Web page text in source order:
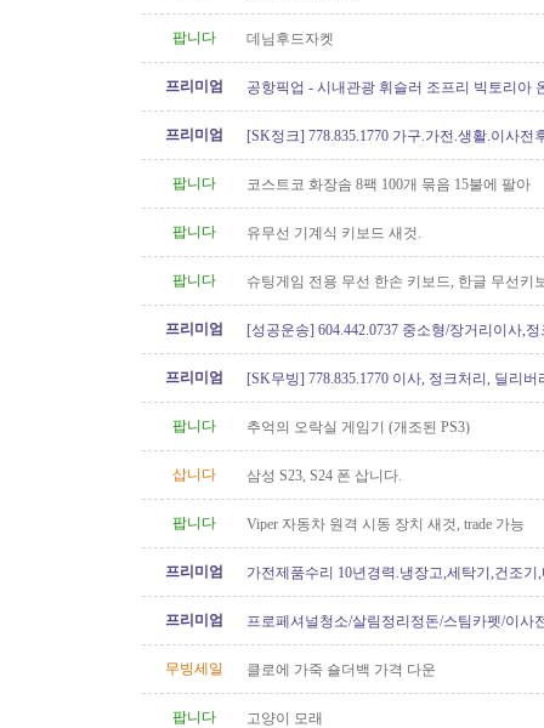
팝니다 데님후드자켓
프리미엄
공항픽업 - 시내관광 휘슬러 조프리 빅토리아
프리미엄
[SK정크] 778.835.1770 가구.가전.생활.이사전
팝니다 코스트코 화장솜 8팩 100개 묶음 15불에 팔아
팝니다 유무선 기계식 키보드 새것.
팝니다
슈팅게임 전용 무선 한손 키보드, 한글 무선키
프리미엄
[성공운송] 604.442.0737 중소형/장거리이사,
프리미엄
[SK무빙] 778.835.1770 이사, 정크처리, 딜리버
팝니다 추억의 오락실 게임기 (개조된 PS3)
삽니다 삼성 S23, S24 폰 삽니다.
팝니다 Viper 자동차 원격 시동 장치 새것, trade 가능
프리미엄
가전제품수리 10년경력.냉장고,세탁기,건조기
프리미엄
프로페셔널청소/살림정리정돈/스팀카펫/이사
무빙세일
클로에 가죽 숄더백 가격 다운
팝니다 고양이 모래